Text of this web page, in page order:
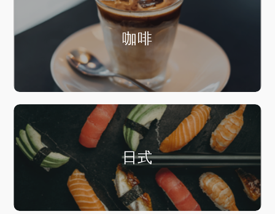
咖啡
日式